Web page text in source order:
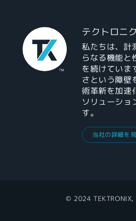
テクトロニ
私たちは、計
らなる機能と
を続けていま
さという障壁
術革新を加速
ソリューショ
す。
当社の詳細を
© 2024 TEKTRONIX,